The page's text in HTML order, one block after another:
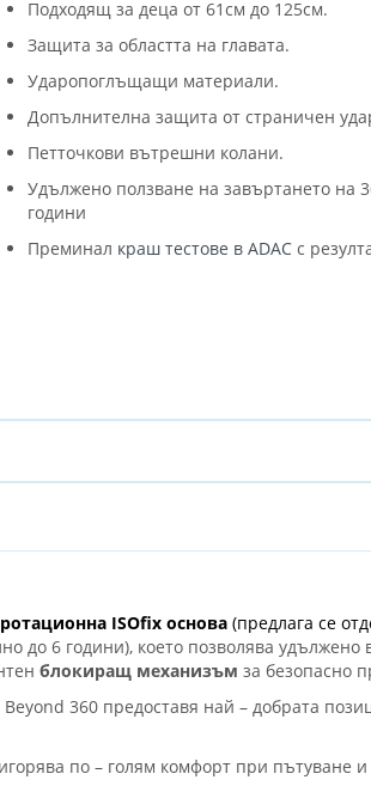
Подходящ за деца от 61см до 125см.
Защита за областта на главата.
Ударопоглъщащи материали.
Допълнителна защита от страничен
Петточкови вътрешни колани.
Удължено ползване на завъртането на
години
Преминал краш тестове в ADAC с
ротационна ISOfix основа (предлага се
до 6 години), което позволява удължено
блокиращ механизъм за безопасно
Beyond 360 предоставя най – добрата
по – голям комфорт при пътуване